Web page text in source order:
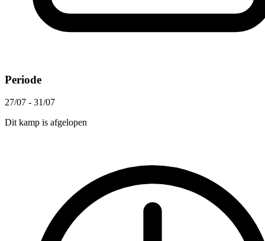
Periode
27/07 - 31/07
Dit kamp is afgelopen